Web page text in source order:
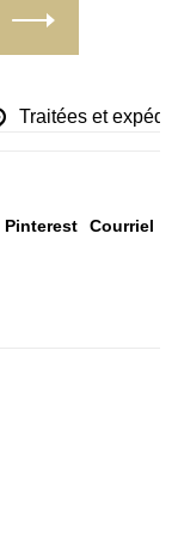
Traitées et
Pinterest Courriel